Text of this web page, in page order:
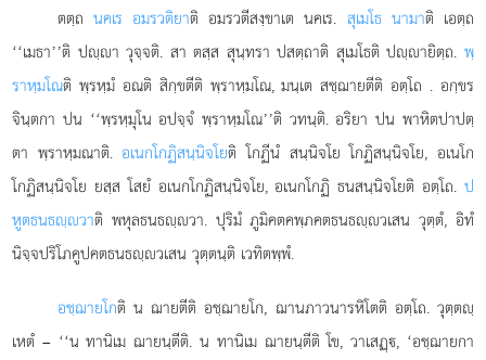
ตตฺถนคเร อมรวติยาติ อมรวตีสงฺขาเต นคเร. สุเมโธ นามาติ เอตฺถ
‘‘เมธา’’ติ ปฺาวุจฺจติ. สา ตสฺส สุนฺทรา ปสตฺถาติ สุเมโธติ ปฺายิตฺถ. พฺ
ราหฺมโณติ พฺรหฺมํ อณติ สิกฺขตีติ พฺราหฺมโณ, มนฺเต สชฺฌายตีติ อตฺโถ . อกฺขร
จินฺตกา ปน ‘‘พฺรหฺมุโน อปจฺจํ พฺราหฺมโณ’’ติ วทนฺติ. อริยา ปน พาหิตปาปตฺ
ตา พฺราหฺมณาติ.อเนกโกฏิสนฺนิจโยติ โกฏีนํ สนฺนิจโย โกฏิสนฺนิจโย, อเนโก
โกฏิสนฺนิจโย ยสฺส โสยํ อเนกโกฏิสนฺนิจโย, อเนกโกฏิ ธนสนฺนิจโยติ อตฺโถ. ป
หูตธนธฺวาติ พหุลธนธฺวา. ปุริมํ ภูมิคตคพฺภคตธนธฺวเสน วุตฺตํ, อิทํ
นิจฺจปริโภคูปคตธนธฺวเสน วุตฺตนฺติ เวทิตพฺพํ.
อชฺฌายโกติ น ฌายตีติ อชฺฌายโก, ฌานภาวนารหิโตติ อตฺโถ. วุตฺตฺ
เหตํ – ‘‘น ทานิเม ฌายนฺตีติ. น ทานิเม ฌายนฺตีติ โข, วาเสฏฺ, ‘อชฺฌายกา